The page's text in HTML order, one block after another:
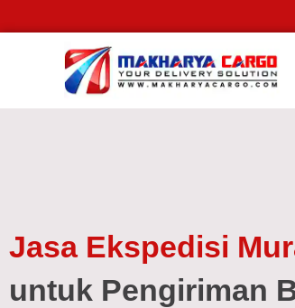
Jasa Ekspedisi
untuk Pengiriman